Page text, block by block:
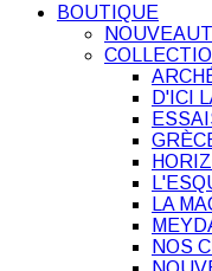
BOUTIQUE
D'ICI
LA
NOS